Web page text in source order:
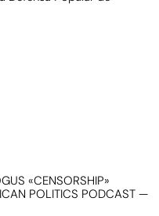
«CENSORSHIP»
POLITICS PODCAST —